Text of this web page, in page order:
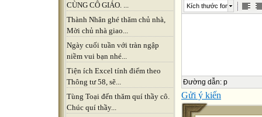
CÙNG CÔ GIÁO. ...
Thành Nhân ghé thăm chủ nhà,
Mời chủ nhà giao...
Ngày cuối tuần với tràn ngập
niềm vui bạn nhé...
Tiện ích Excel tính điểm theo
Thông tư 58, sẽ...
Tùng Toại đến thăm quí thầy cô.
Chúc quí thầy...
Kích thước font
Đường dẫn: p
Gửi ý kiến